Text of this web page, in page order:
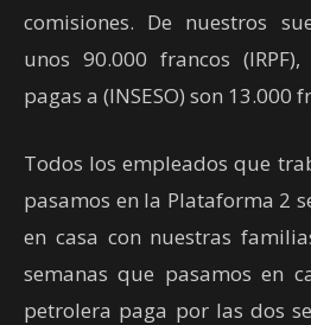
comisiones. De nuestros
unos 90.000 francos
pagas a (INSESO) son 13.000
Todos los empleados que
pasamos en la Plataforma 2
en casa con nuestras
semanas que pasamos en
petrolera paga por las dos